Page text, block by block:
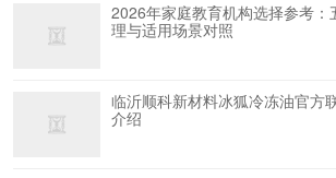
2026年家庭教育机构选择参考：
理与适用场景对照
临沂顺科新材料冰狐冷冻油官方
介绍